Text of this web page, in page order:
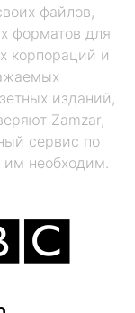
файлов,
форматов для
корпораций и
изданий,
Zamzar,
сервис по
им необходим.